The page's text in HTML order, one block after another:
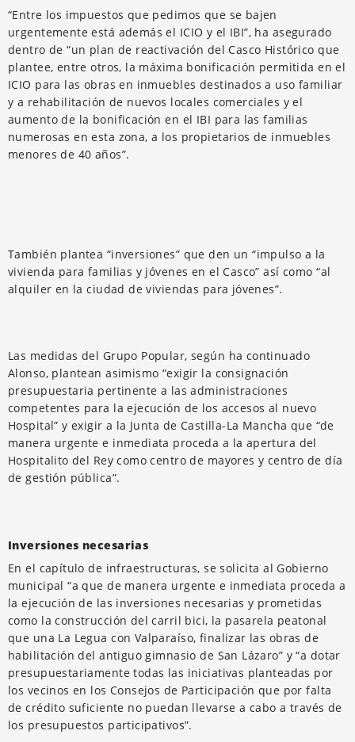
“Entre los impuestos que pedimos que se bajen
urgentemente está además el ICIO y el IBI”, ha asegurado
dentro de “un plan de reactivación del Casco Histórico que
plantee, entre otros, la máxima bonificación permitida en el
ICIO para las obras en inmuebles destinados a uso familiar
y a rehabilitación de nuevos locales comerciales y el
aumento de la bonificación en el IBI para las familias
numerosas en esta zona, a los propietarios de inmuebles
menores de 40 años”.
También plantea “inversiones” que den un “impulso a la
vivienda para familias y jóvenes en el Casco” así como “al
alquiler en la ciudad de viviendas para jóvenes”.
Las medidas del Grupo Popular, según ha continuado
Alonso, plantean asimismo “exigir la consignación
presupuestaria pertinente a las administraciones
competentes para la ejecución de los accesos al nuevo
Hospital” y exigir a la Junta de Castilla-La Mancha que “de
manera urgente e inmediata proceda a la apertura del
Hospitalito del Rey como centro de mayores y centro de día
de gestión pública”.
Inversiones necesarias
En el capítulo de infraestructuras, se solicita al Gobierno
municipal “a que de manera urgente e inmediata proceda a
la ejecución de las inversiones necesarias y prometidas
como la construcción del carril bici, la pasarela peatonal
que una La Legua con Valparaíso, finalizar las obras de
habilitación del antiguo gimnasio de San Lázaro” y “a dotar
presupuestariamente todas las iniciativas planteadas por
los vecinos en los Consejos de Participación que por falta
de crédito suficiente no puedan llevarse a cabo a través de
los presupuestos participativos”.